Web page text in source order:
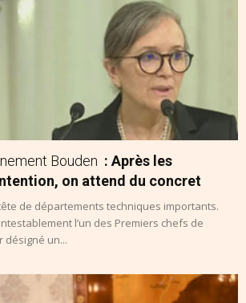
Bouden : Après les
on attend du concret
de départements techniques importants.
l’un des Premiers chefs de
désigné un...